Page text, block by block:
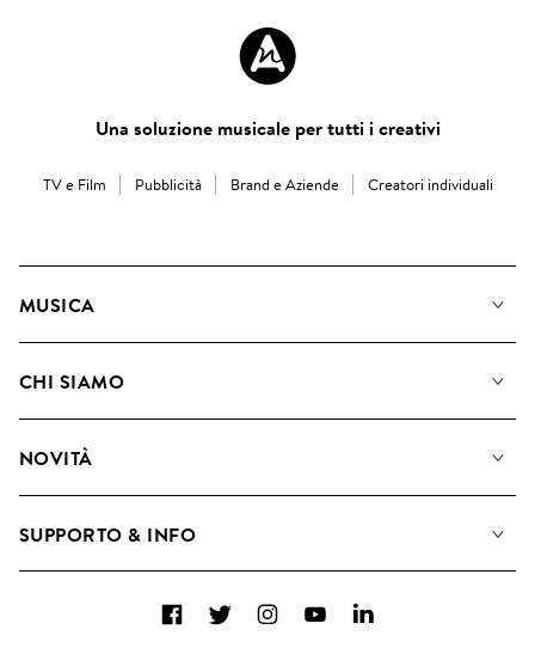
Una soluzione musicale per tutti i creativi
TV e Film Pubblicità Brand e Aziende Creatori individuali
MUSICA
Cerca
CHI SIAMO
Come utilizziamo l'intelligenza artificiale
NOVITÀ
SUPPORTO & INFO
FacebookTwitterInstagramYouTubeLinkedIn